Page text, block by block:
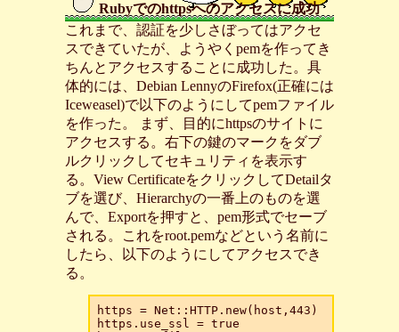
Rubyでのhttpsへのアクセスに成功
これまで、認証を少しさぼってはアクセ
スできていたが、ようやくpemを作ってき
ちんとアクセスすることに成功した。具
体的には、Debian LennyのFirefox(正確には
Iceweasel)で以下のようにしてpemファイル
を作った。 まず、目的にhttpsのサイトに
アクセスする。右下の鍵のマークをダブ
ルクリックしてセキュリティを表示す
る。View CertificateをクリックしてDetailタ
ブを選び、Hierarchyの一番上のものを選
んで、Exportを押すと、pem形式でセーブ
される。これをroot.pemなどという名前に
したら、以下のようにしてアクセスでき
る。
https = Net::HTTP.new(host,443)
https.use_ssl = true